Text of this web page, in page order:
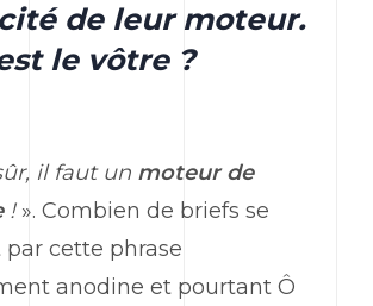
de leur moteur.
le vôtre ?
il faut un moteur de
!». Combien de briefs se
cette phrase
anodine et pourtant Ô